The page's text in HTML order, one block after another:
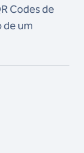
Codes de
de um